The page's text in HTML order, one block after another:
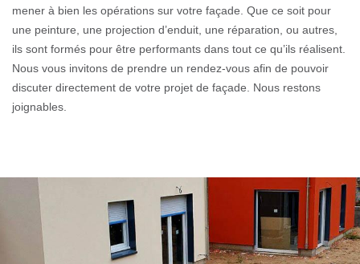
mener à bien les opérations sur votre façade. Que ce soit pour
une peinture, une projection d’enduit, une réparation, ou autres,
ils sont formés pour être performants dans tout ce qu’ils réalisent.
Nous vous invitons de prendre un rendez-vous afin de pouvoir
discuter directement de votre projet de façade. Nous restons
joignables.